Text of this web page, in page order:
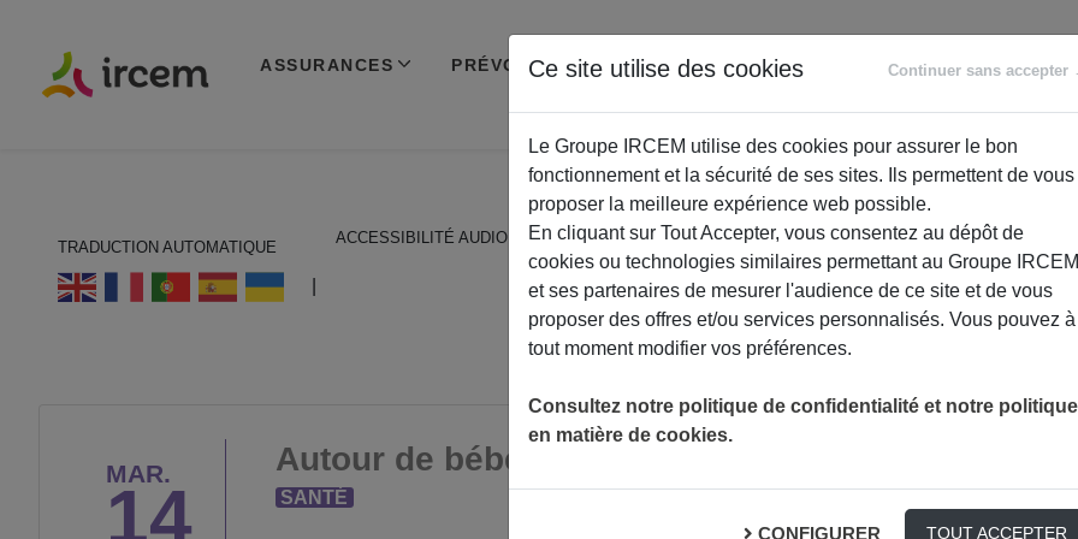
ASSURANCES PRÉVOYANCE RETRAITE
ACCOMPAGNEMENT
TRADUCTION AUTOMATIQUE
ACCESSIBILITÉ AUDIO
MAR.
14
Autour de bébé : Préparer l’été avec bébé
SANTÉ
Ce site utilise des cookies Continuer sans accepter
Le Groupe IRCEM utilise des cookies pour assurer le bon
fonctionnement et la sécurité de ses sites. Ils permettent de vous
proposer la meilleure expérience web possible.
En cliquant sur Tout Accepter, vous consentez au dépôt de
cookies ou technologies similaires permettant au Groupe IRCEM
et ses partenaires de mesurer l'audience de ce site et de vous
proposer des offres et/ou services personnalisés. Vous pouvez à
tout moment modifier vos préférences.
Consultez notre politique de confidentialité et notre politique
en matière de cookies.
CONFIGURER TOUT ACCEPTER